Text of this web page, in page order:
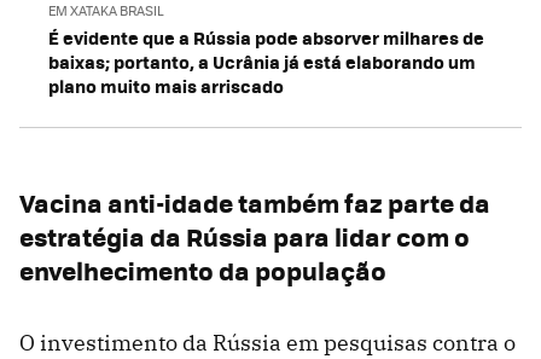
EM XATAKA BRASIL
É evidente que a Rússia pode absorver milhares de
baixas; portanto, a Ucrânia já está elaborando um
plano muito mais arriscado
Vacina anti-idade também faz parte da
estratégia da Rússia para lidar com o
envelhecimento da população
O investimento da Rússia em pesquisas contra o